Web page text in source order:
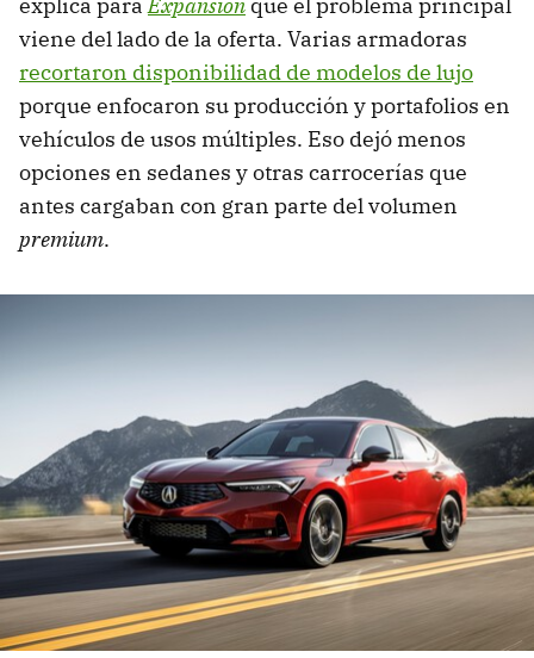
explica paraExpansión que el problema principal
viene del lado de la oferta. Varias armadoras
recortaron disponibilidad de modelos de lujo
porque enfocaron su producción y portafolios en
vehículos de usos múltiples. Eso dejó menos
opciones en sedanes y otras carrocerías que
antes cargaban con gran parte del volumen
premium.